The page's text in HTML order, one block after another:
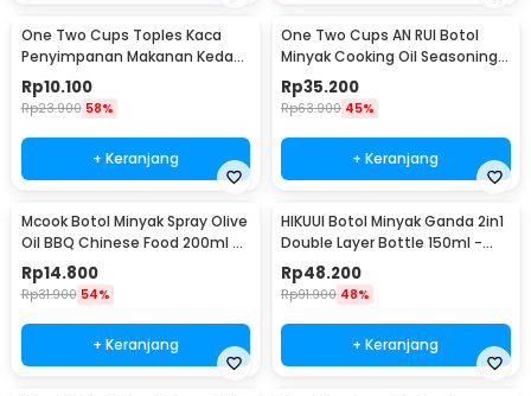
One Two Cups Toples Kaca
Penyimpanan Makanan Kedap
Udara Storage Jar 250ml -
GH1270
Rp10.100
Rp23.900 58%
+ Keranjang
One Two Cups AN RUI Botol
Minyak Cooking Oil Seasoning
Bottle 550ml - YH-033
Rp35.200
Rp63.900 45%
+ Keranjang
Mcook Botol Minyak Spray Olive
Oil BBQ Chinese Food 200ml -
M219
Rp14.800
Rp31.900 54%
+ Keranjang
HIKUUI Botol Minyak Ganda 2in1
Double Layer Bottle 150ml -
HI150
Rp48.200
Rp91.900 48%
+ Keranjang